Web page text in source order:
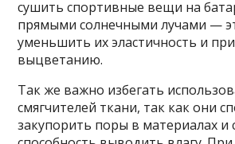
сушить спортивные вещи на
прямыми солнечными лучами —
уменьшить их эластичность и
выцветанию.
Так же важно избегать
смягчителей ткани, так как они
закупорить поры в материалах и